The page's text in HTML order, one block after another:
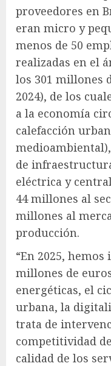
proveedores en
eran micro y
menos de 50
realizadas en el
los 301 millones
2024), de los
a la economía
calefacción
de
eléctrica y
44 millones al
millones al
producción.
“En 2025,
millones de
energéticas, el
urbana, la
trata de
competitividad
calidad de los